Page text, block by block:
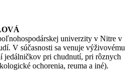
univerzity v Nitre v
V súčasnosti sa venuje výživovému
jedálničkov pri chudnutí, pri rôznych
ochorenia, reuma a iné).